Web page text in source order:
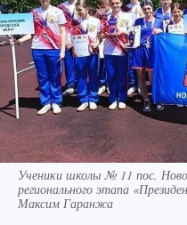
Ученики школы № 11 пос.
регионального этапа
Максим Гаранжа